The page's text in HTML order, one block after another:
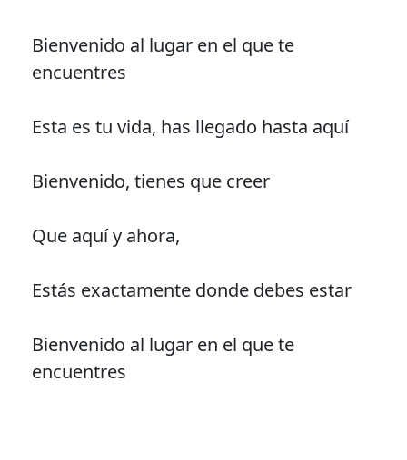
Bienvenido al lugar en el que te
encuentres
Esta es tu vida, has llegado hasta aquí
Bienvenido, tienes que creer
Que aquí y ahora,
Estás exactamente donde debes estar
Bienvenido al lugar en el que te
encuentres